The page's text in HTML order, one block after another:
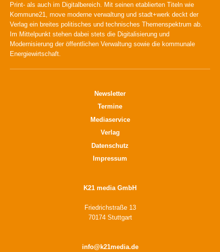
Print- als auch im Digitalbereich. Mit seinen etablierten Titeln wie
Kommune21, move moderne verwaltung und stadt+werk deckt der
Verlag ein breites politisches und technisches Themenspektrum ab.
Im Mittelpunkt stehen dabei stets die Digitalisierung und
Modernisierung der öffentlichen Verwaltung sowie die kommunale
Energiewirtschaft.
Newsletter
Termine
Mediaservice
Verlag
Datenschutz
Impressum
K21 media GmbH
Friedrichstraße 13
70174 Stuttgart
info@k21media.de